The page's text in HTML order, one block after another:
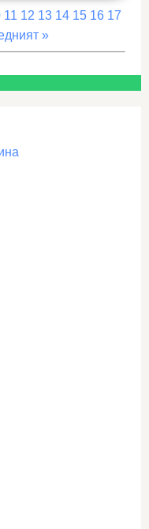
11 12 13 14 15 16 17
»